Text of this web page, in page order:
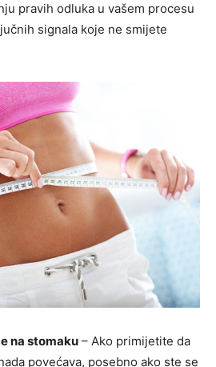
pravih odluka u vašem procesu
signala koje ne smijete
na stomaku – Ako primijetite da
povećava, posebno ako ste se